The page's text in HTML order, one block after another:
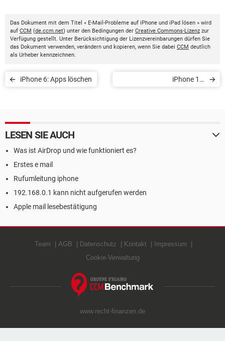
Das Dokument mit dem Titel « E-Mail-Probleme auf iPhone und iPad lösen » wird
auf CCM (de.ccm.net) unter den Bedingungen der Creative Commons-Lizenz zur
Verfügung gestellt. Unter Berücksichtigung der Lizenzvereinbarungen dürfen Sie
das Dokument verwenden, verändern und kopieren, wenn Sie dabei CCM deutlich
als Urheber kennzeichnen.
iPhone 6: Apps löschen
iPhone 14:
LESEN SIE AUCH
Was ist AirDrop und wie funktioniert es?
Erstes e mail
Rufumleitung iphone
192.168.0.1 kann nicht aufgerufen werden
Apple mail lesebestätigung
Team AGB Datenschutz Kontakt
Impressum
Cookie-Verwaltung
www.recht-finanzen.de